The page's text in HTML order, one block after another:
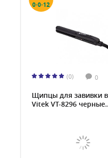
0·0·12
(0) 0
Щипцы для завивки
Vitek VT-8296